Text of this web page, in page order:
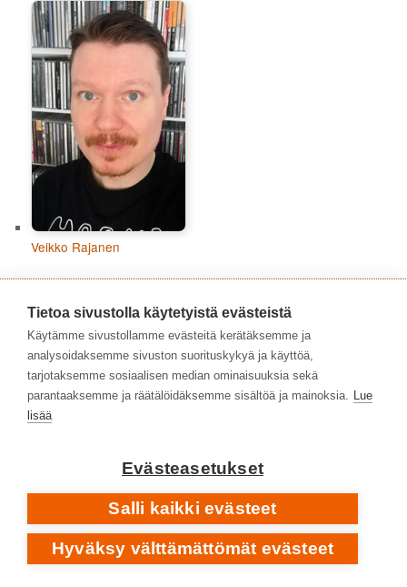
Veikko Rajanen
1960-luku1970-luku 1973 1980-luku
1990-luku2000-20092010-luku
2020-luku2021 2022 20232024
heavy rock Iso-Britannia
klassinen musiikki laulaja-lauluntekijät metalli
popmusiikki prog progeprogressiivinen rock
punk rock rap rock Ruotsi Suomisuomirock Svart
Tietoa sivustolla käytetyistä evästeistä
Käytämme sivustollamme evästeitä kerätäksemme ja
analysoidaksemme sivuston suorituskykyä ja käyttöä,
tarjotaksemme sosiaalisen median ominaisuuksia sekä
parantaaksemme ja räätälöidäksemme sisältöä ja mainoksia. Lue
lisää
Evästeasetukset
Salli kaikki evästeet
Hyväksy välttämättömät evästeet